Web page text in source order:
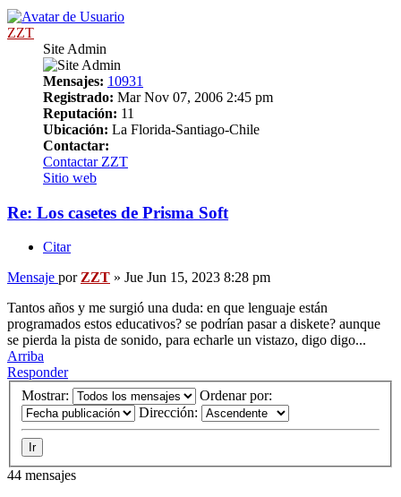
ZZT
Site Admin
Mensajes: 10931
Registrado: Mar Nov 07, 2006 2:45 pm
Reputación: 11
Ubicación: La Florida-Santiago-Chile
Contactar:
Contactar ZZT
Sitio web
Re: Los casetes de Prisma Soft
Citar
Mensaje porZZT » Jue Jun 15, 2023 8:28 pm
Tantos años y me surgió una duda: en que lenguaje están
programados estos educativos? se podrían pasar a diskete? aunque
se pierda la pista de sonido, para echarle un vistazo, digo digo...
Arriba
Responder
Mostrar:
Ordenar por:
Dirección:
44 mensajes